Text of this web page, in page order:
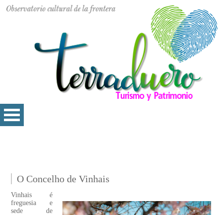
O Concelho de Vinhais
Vinhais é
freguesia e
sede de